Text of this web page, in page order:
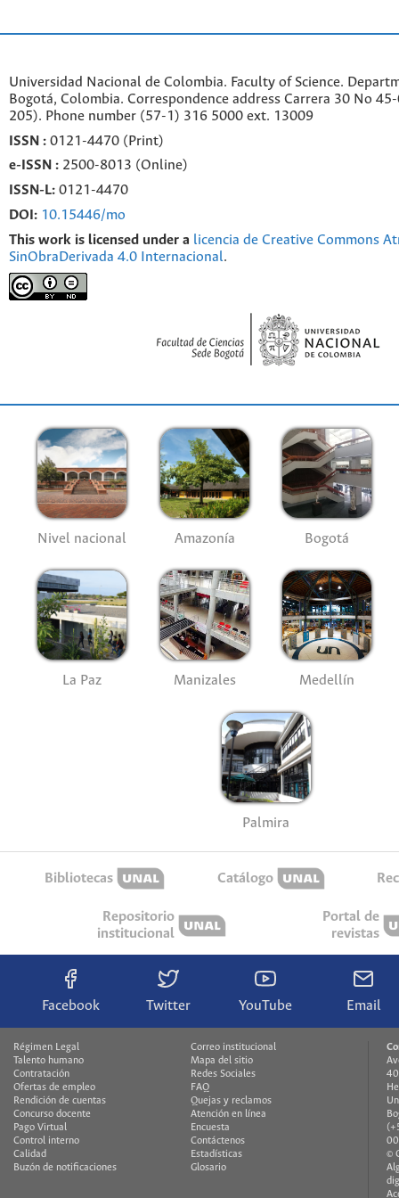
Universidad Nacional de Colombia. Faculty of Science.
Bogotá, Colombia. Correspondence address Carrera 30 No
205). Phone number (57-1) 316 5000 ext. 13009
ISSN : 0121-4470 (Print)
e- ISSN : 2500-8013 (Online)
ISSN-L: 0121-4470
DOI: 10.15446/mo
This work is licensed under a licencia de Creative Commons
SinObraDerivada 4.0 Internacional.
Nivel nacional Amazonía Bogotá
La Paz Manizales Medellín
Palmira
Bibliotecas Catálogo
Repositorio
institucional
Portal de
revistas
Facebook Twitter YouTube Email
Régimen Legal
Talento humano
Contratación
Ofertas de empleo
Rendición de cuentas
Concurso docente
Pago Virtual
Control interno
Calidad
Buzón de notificaciones
Correo institucional
Mapa del sitio
Redes Sociales
FAQ
Quejas y reclamos
Atención en línea
Encuesta
Contáctenos
Estadísticas
Glosario
©